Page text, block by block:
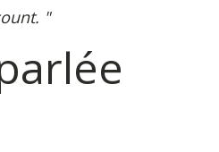
"